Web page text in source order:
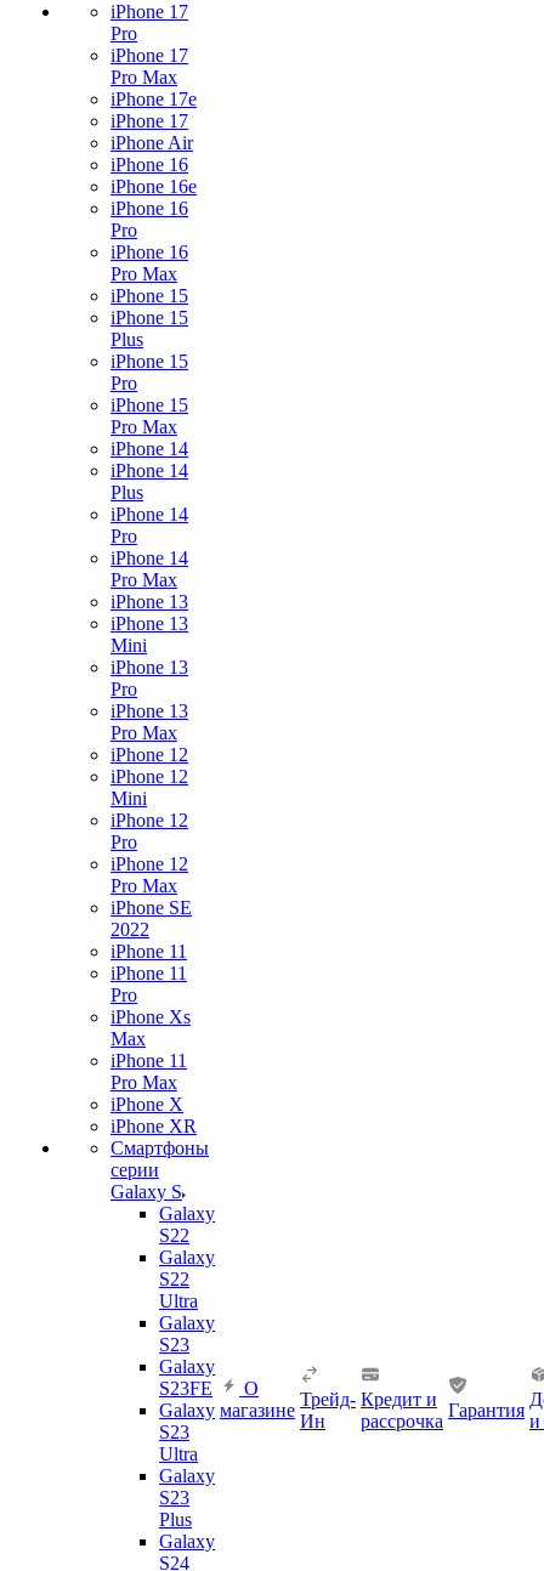
iPhone 17
Pro
iPhone 17
Pro Max
iPhone 17e
iPhone 17
iPhone Air
iPhone 16
iPhone 16e
iPhone 16
Pro
iPhone 16
Pro Max
iPhone 15
iPhone 15
Plus
iPhone 15
Pro
iPhone 15
Pro Max
iPhone 14
iPhone 14
Plus
iPhone 14
Pro
iPhone 14
Pro Max
iPhone 13
iPhone 13
Mini
iPhone 13
Pro
iPhone 13
Pro Max
iPhone 12
iPhone 12
Mini
iPhone 12
Pro
iPhone 12
Pro Max
iPhone SE
2022
iPhone 11
iPhone 11
Pro
iPhone Xs
Max
iPhone 11
Pro Max
iPhone X
iPhone XR
Смартфоны
серии
Galaxy S
Galaxy
S22
Galaxy
S22
Ultra
Galaxy
S23
Galaxy
S23FE
Galaxy
S23
Ultra
Galaxy
S23
Plus
Galaxy
S24
О
магазине
Трейд-
Ин
Кредит и
рассрочка
Гарантия
и